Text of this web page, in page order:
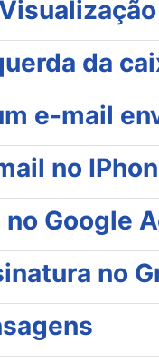
da
e-mail
no
Google
no